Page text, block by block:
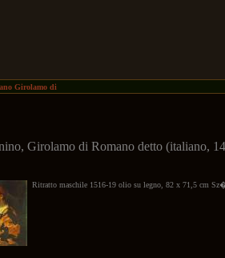
Girolamo di
Girolamo di Romano detto (italiano,
Ritratto maschile 1516-19 olio su legno, 82 x 71,5 cm